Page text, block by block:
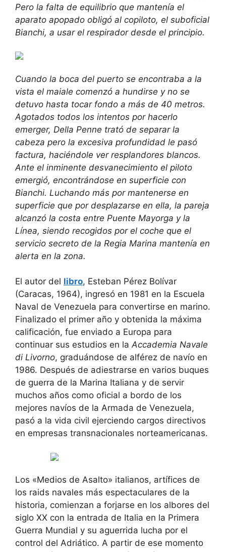
Pero la falta de equilibrio que mantenía el
aparato apopado obligó al copiloto, el suboficial
Bianchi, a usar el respirador desde el principio.
Cuando la boca del puerto se encontraba a la
vista el maiale comenzó a hundirse y no se
detuvo hasta tocar fondo a más de 40 metros.
Agotados todos los intentos por hacerlo
emerger, Della Penne trató de separar la
cabeza pero la excesiva profundidad le pasó
factura, haciéndole ver resplandores blancos.
Ante el inminente desvanecimiento el piloto
emergió, encontrándose en superficie con
Bianchi. Luchando más por mantenerse en
superficie que por desplazarse en ella, la pareja
alcanzó la costa entre Puente Mayorga y la
Línea, siendo recogidos por el coche que el
servicio secreto de la Regia Marina mantenía en
alerta en la zona.
El autor del libro, Esteban Pérez Bolívar
(Caracas, 1964), ingresó en 1981 en la Escuela
Naval de Venezuela para convertirse en marino.
Finalizado el primer año y obtenida la máxima
calificación, fue enviado a Europa para
continuar sus estudios en laAccademia Navale
di Livorno, graduándose de alférez de navío en
1986. Después de adiestrarse en varios buques
de guerra de la Marina Italiana y de servir
muchos años como oficial a bordo de los
mejores navíos de la Armada de Venezuela,
pasó a la vida civil ejerciendo cargos directivos
en empresas transnacionales norteamericanas.
Los «Medios de Asalto» italianos, artífices de
los raids navales más espectaculares de la
historia, comienzan a forjarse en los albores del
siglo XX con la entrada de Italia en la Primera
Guerra Mundial y su aguerrida lucha por el
control del Adriático. A partir de ese momento